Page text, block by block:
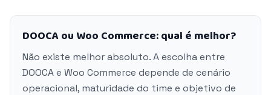
DOOCA ou Woo Commerce: qual é melhor?
Não existe melhor absoluto. A escolha entre
DOOCA e Woo Commerce depende de cenário
operacional, maturidade do time e objetivo de